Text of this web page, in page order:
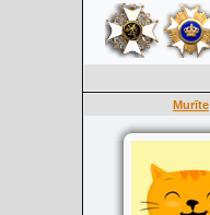
Murīte